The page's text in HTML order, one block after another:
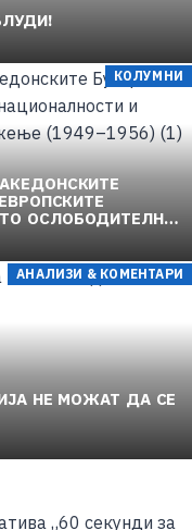
КОЛУМНИ
ОСЛОБОДИТЕЛНО
АНАЛИЗИ & КОМЕНТАРИ
НЕ МОЖАТ ДА СЕ